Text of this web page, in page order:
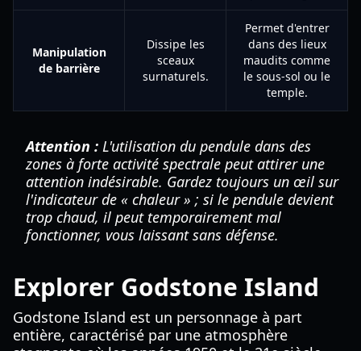
Manipulation
de barrière
Dissipe les
sceaux
surnaturels.
Permet d'entrer
dans des lieux
maudits comme
le sous-sol ou le
temple.
Attention : L'utilisation du pendule dans des
zones à forte activité spectrale peut attirer une
attention indésirable. Gardez toujours un œil sur
l'indicateur de « chaleur » ; si le pendule devient
trop chaud, il peut temporairement mal
fonctionner, vous laissant sans défense.
Explorer Godstone Island
Godstone Island est un personnage à part
entière, caractérisé par une atmosphère